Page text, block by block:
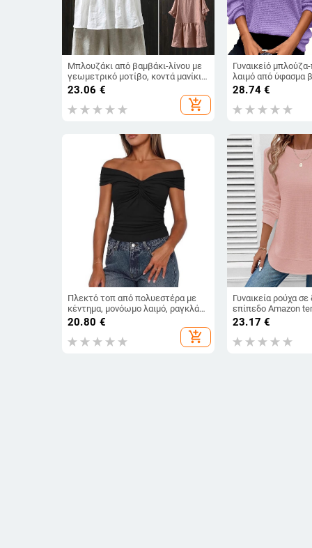
Μπλουζάκι από βαμβάκι-λίνου με
γεωμετρικό μοτίβο, κοντά μανίκια,
λαιμόκοψη τύπου crew neck,
κανονικού μήκους (50–65 cm)
23.06 €
add_shopping_cart
Γυναικείό
λαιμό από ύφασμα
Χειμώνας 2024
28.74 €
Πλεκτό τοπ από πολυεστέρα με
κέντημα, μονόωμο λαιμό, ραγκλάν
μανίκια, στενή γραμμή
20.80 €
add_shopping_cart
Γυναικεία ρούχα σε
επίπεδο Amazon
φθινόπωρο και
στρογγυλή
μακρυμάνικα,
23.17 €